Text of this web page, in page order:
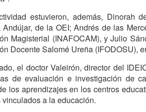
estuvieron, además, Dinorah
Andújar, de la OEI; Andrés de las
Magisterial (INAFOCAM), y Julio
Docente Salomé Ureña (IFODOSU),
el doctor Valeirón, director del
de evaluación e investigación de
los aprendizajes en los centros
vinculados a la educación.